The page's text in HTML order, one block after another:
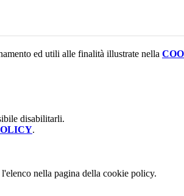
ed utili alle finalità illustrate nella
disabilitarli.
.
nella pagina della cookie policy.